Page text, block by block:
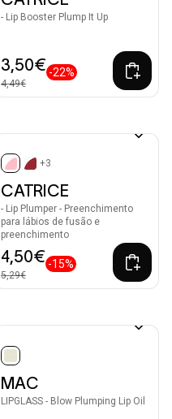
- Lip Booster Plump It Up
3,50€
4,49€
-22%
selected
+3
CATRICE
- Lip Plumper - Preenchimento
para lábios de fusão e
preenchimento
4,50€
5,29€
-15%
selected
MAC
LIPGLASS - Blow Plumping Lip Oil